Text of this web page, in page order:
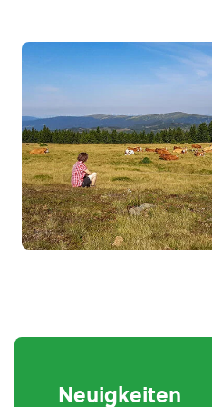
Neuigkeiten